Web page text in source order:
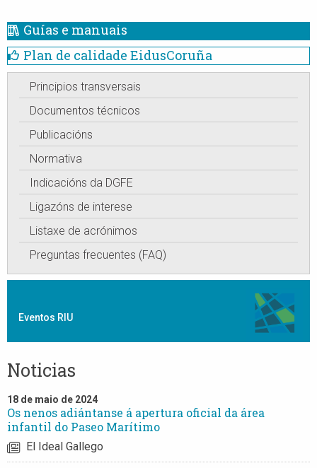
Guías e manuais
Plan de calidade EidusCoruña
Principios transversais
Documentos técnicos
Publicacións
Normativa
Indicacións da DGFE
Ligazóns de interese
Listaxe de acrónimos
Preguntas frecuentes (FAQ)
Eventos RIU
Noticias
18 de maio de 2024
Os nenos adiántanse á apertura oficial da área
infantil do Paseo Marítimo
El Ideal Gallego